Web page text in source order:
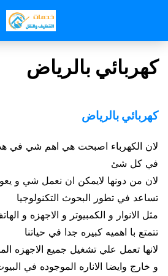
كهربائي بالرياض
كهربائي بالرياض
لان الكهرباء اصبحت هي اهم شي في
في كل شئ
لان من دونها لايمكن ان نعمل شي و
تساعد في تطور البحوث التكنولوجيا
مثل الانوار و الكمبيوتر و الاجهزه و
تتمتع با اهميه كبيره جدا في حياتنا
لانها تعمل علي تشغيل جميع الاجهزه
و خارج وايضا الاناره الموجوده في